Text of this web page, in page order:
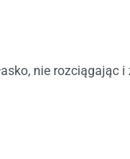
nie rozciągając